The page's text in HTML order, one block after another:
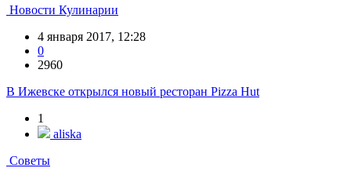
Новости Кулинарии
4 января 2017, 12:28
0
2960
В Ижевске открылся новый ресторан Pizza Hut
1
aliska
Советы